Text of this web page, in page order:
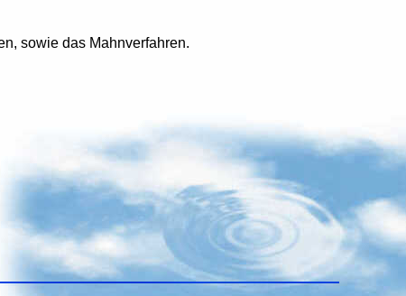
sowie das Mahnverfahren.